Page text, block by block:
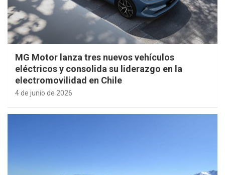
MG Motor lanza tres nuevos vehículos
eléctricos y consolida su liderazgo en la
electromovilidad en Chile
4 de junio de 2026